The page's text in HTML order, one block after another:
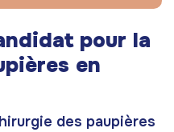
pour la
en
des paupières